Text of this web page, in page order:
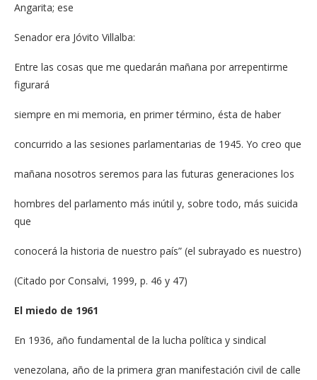
Angarita; ese
Senador era Jóvito Villalba:
Entre las cosas que me quedarán mañana por arrepentirme
figurará
siempre en mi memoria, en primer término, ésta de haber
concurrido a las sesiones parlamentarias de 1945. Yo creo que
mañana nosotros seremos para las futuras generaciones los
hombres del parlamento más inútil y, sobre todo, más suicida
que
conocerá la historia de nuestro país” (el subrayado es nuestro)
(Citado por Consalvi, 1999, p. 46 y 47)
El miedo de 1961
En 1936, año fundamental de la lucha política y sindical
venezolana, año de la primera gran manifestación civil de calle